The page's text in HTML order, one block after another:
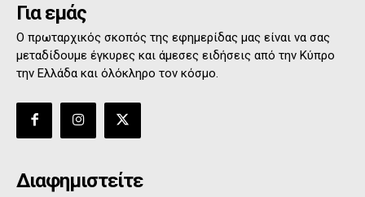
Για εμάς
Ο πρωταρχικός σκοπός της εφημερίδας μας είναι να σας
μεταδίδουμε έγκυρες και άμεσες ειδήσεις από την Κύπρο
την Ελλάδα και όλόκληρο τον κόσμο.
Διαφημιστείτε